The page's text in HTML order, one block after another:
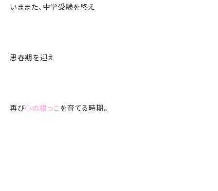
いままた、中学受験を終え
思春期を迎え
再び心の根っこを育てる時期。